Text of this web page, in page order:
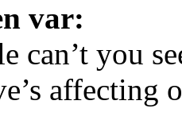
var:
can’t you
affecting